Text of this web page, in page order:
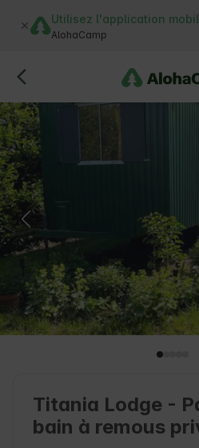
Utilisez l'application
AlohaCamp
Titania Lodge -
bain à remous